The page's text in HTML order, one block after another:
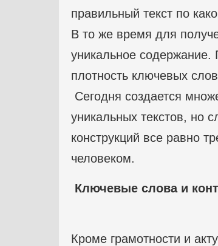
правильный текст по
В то же время для
уникальное содержание.
плотность ключевых
Сегодня создается
уникальных текстов, но
конструкций все равно
человеком.
Ключевые слова и
Кроме грамотности и